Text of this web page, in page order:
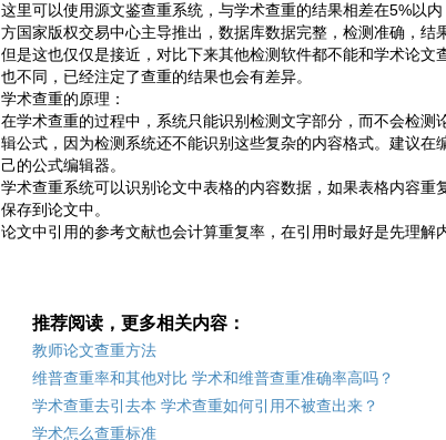
这里可以使用源文鉴查重系统，与学术查重的结果相差在5%以
方国家版权交易中心主导推出，数据库数据完整，检测准确，结
但是这也仅仅是接近，对比下来其他检测软件都不能和学术论文
也不同，已经注定了查重的结果也会有差异。
学术查重的原理：
在学术查重的过程中，系统只能识别检测文字部分，而不会检测
辑公式，因为检测系统还不能识别这些复杂的内容格式。建议在
己的公式编辑器。
学术查重系统可以识别论文中表格的内容数据，如果表格内容重
保存到论文中。
论文中引用的参考文献也会计算重复率，在引用时最好是先理解
推荐阅读，更多相关内容：
教师论文查重方法
维普查重率和其他对比 学术和维普查重准确率高吗？
学术查重去引去本 学术查重如何引用不被查出来？
学术怎么查重标准